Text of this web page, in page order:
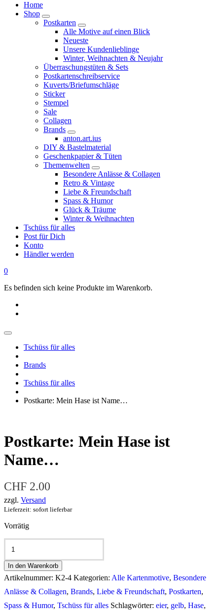
Home
Shop
Postkarten
Alle Motive auf einen Blick
Neueste
Unsere Kundenlieblinge
Winter, Weihnachten & Neujahr
Überraschungstüten & Sets
Postkartenschreibservice
Kuverts/Briefumschläge
Sticker
Stempel
Sale
Collagen
Brands
anton.art.ius
DIY & Bastelmaterial
Geschenkpapier & Tüten
Themenwelten
Besondere Anlässe & Collagen
Retro & Vintage
Liebe & Freundschaft
Spass & Humor
Glück & Träume
Winter & Weihnachten
Tschüss für alles
Post für Dich
Konto
Händler werden
0
Es befinden sich keine Produkte im Warenkorb.
Tschüss für alles
Brands
Tschüss für alles
Postkarte: Mein Hase ist Name…
Postkarte: Mein Hase ist
Name…
CHF 2.00
zzgl. Versand
Lieferzeit: sofort lieferbar
Vorrätig
Postkarte:
Mein
Hase
ist
Name...
In den Warenkorb
Artikelnummer: K2-4 Kategorien: Alle Kartenmotive, Besondere
Anlässe & Collagen, Brands, Liebe & Freundschaft, Postkarten,
Spass & Humor, Tschüss für alles Schlagwörter: eier, gelb, Hase,